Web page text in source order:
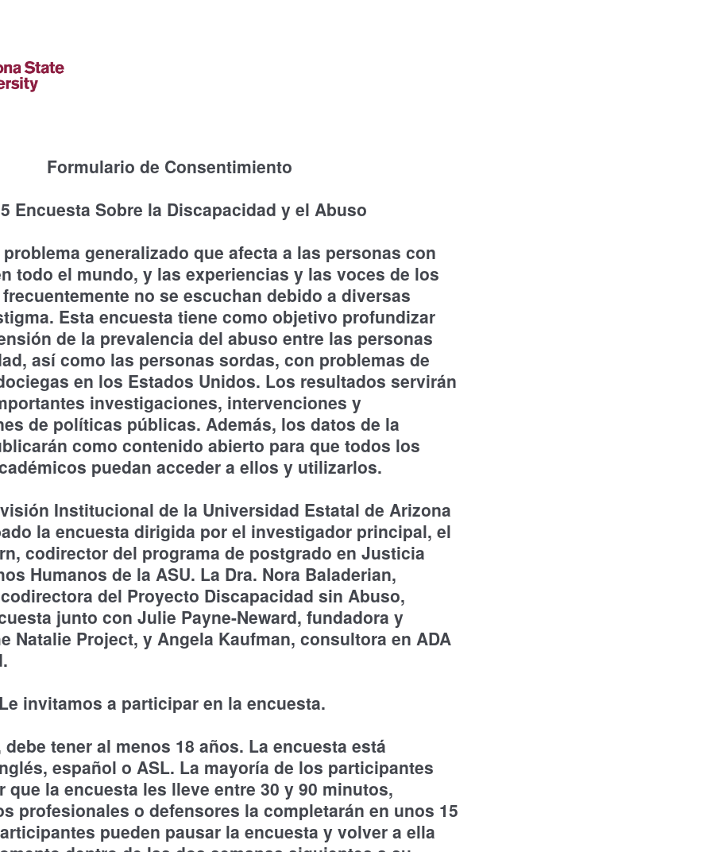
Formulario de Consentimiento
Encuesta Sobre la Discapacidad y el Abuso
generalizado que afecta a las personas con
todo el mundo, y las experiencias y las voces de los
no se escuchan debido a diversas
Esta encuesta tiene como objetivo profundizar
de la prevalencia del abuso entre las personas
así como las personas sordas, con problemas de
en los Estados Unidos. Los resultados servirán
investigaciones, intervenciones y
de políticas públicas. Además, los datos de la
como contenido abierto para que todos los
puedan acceder a ellos y utilizarlos.
Institucional de la Universidad Estatal de Arizona
la encuesta dirigida por el investigador principal, el
codirector del programa de postgrado en Justicia
Humanos de la ASU. La Dra. Nora Baladerian,
del Proyecto Discapacidad sin Abuso,
junto con Julie Payne-Neward, fundadora y
Natalie Project, y Angela Kaufman, consultora en ADA
Le invitamos a participar en la encuesta.
tener al menos 18 años. La encuesta está
español o ASL. La mayoría de los participantes
que la encuesta les lleve entre 30 y 90 minutos,
profesionales o defensores la completarán en unos 15
pueden pausar la encuesta y volver a ella